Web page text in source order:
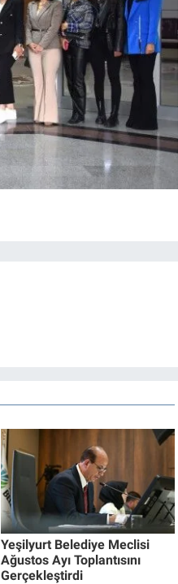
Yeşilyurt Belediye Meclisi
Ağustos Ayı Toplantısını
Gerçekleştirdi